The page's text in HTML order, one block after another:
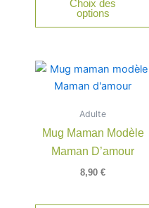
Choix des
options
Adulte
Mug Maman Modèle
Maman D’amour
8,90 €